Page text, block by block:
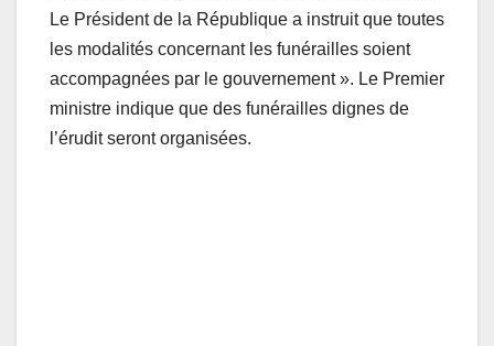
Le Président de la République a instruit que toutes
les modalités concernant les funérailles soient
accompagnées par le gouvernement ». Le Premier
ministre indique que des funérailles dignes de
l’érudit seront organisées.